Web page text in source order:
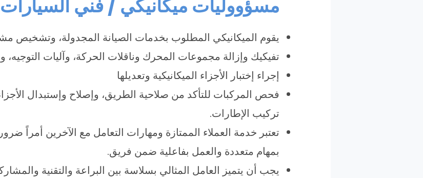
مسؤووليات ميكانيكي / فني السيارات
يقوم الميكانيكي المطلوب بخدمات الصيانة المجدولة، وتشخيص
تفيكيك وإزالة مجموعات المحرك وناقلات الحركة، وآليات التوجيه،
إجراء إختبار الأجزاء الميكانيكية وتعديلها
فحص المركبات للتأكد من صلاحية الطريق، وإصلاح وإستبدال
تركيب الإطارات.
تعتبر خدمة العملاء الممتازة ومهارات التعامل مع الآخرين أمراً
بمهام متعددة والعمل بفاعلية ضمن فريق.
يجب أن يتميز العامل المثالي بسلاسة بين البراعة والتقنية